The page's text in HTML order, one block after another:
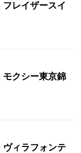
フレイザースイ
モクシー東京錦
ヴィラフォンテ